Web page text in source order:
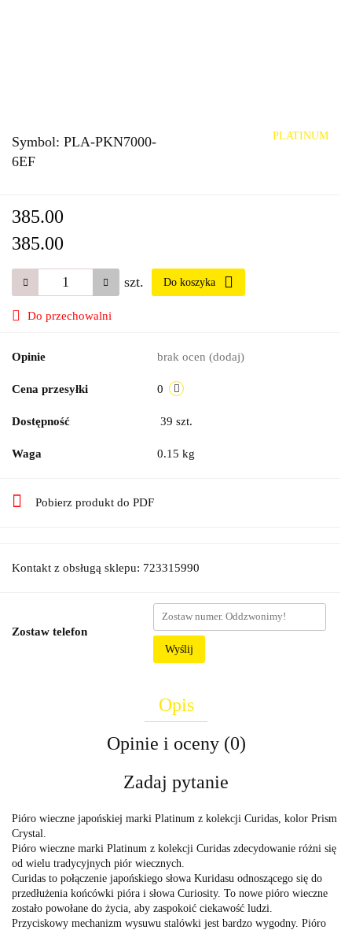
Symbol: PLA-PKN7000-
6EF
PLATINUM
385.00
385.00
szt. Do koszyka
Do przechowalni
Opinie brak ocen (dodaj)
Cena przesyłki 0
Dostępność 39 szt.
Waga 0.15 kg
Pobierz produkt do PDF
Kontakt z obsługą sklepu: 723315990
Zostaw telefon
Wyślij
Opis
Opinie i oceny (0)
Zadaj pytanie
Pióro wieczne japońskiej marki Platinum z kolekcji Curidas, kolor Prism
Crystal.
Pióro wieczne marki Platinum z kolekcji Curidas zdecydowanie różni się
od wielu tradycyjnych piór wiecznych.
Curidas to połączenie japońskiego słowa Kuridasu odnoszącego się do
przedłużenia końcówki pióra i słowa Curiosity. To nowe pióro wieczne
zostało powołane do życia, aby zaspokoić ciekawość ludzi.
Przyciskowy mechanizm wysuwu stalówki jest bardzo wygodny. Pióro